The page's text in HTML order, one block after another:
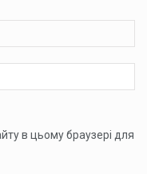
в цьому браузері для